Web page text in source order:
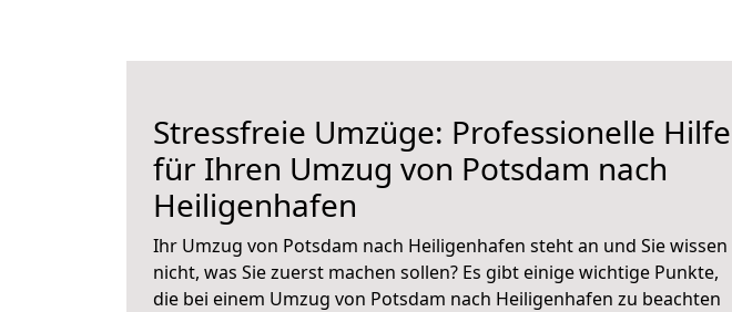
Stressfreie Umzüge: Professionelle Hilfe
für Ihren Umzug von Potsdam nach
Heiligenhafen
Ihr Umzug von Potsdam nach Heiligenhafen steht an und Sie wissen
nicht, was Sie zuerst machen sollen? Es gibt einige wichtige Punkte,
die bei einem Umzug von Potsdam nach Heiligenhafen zu beachten